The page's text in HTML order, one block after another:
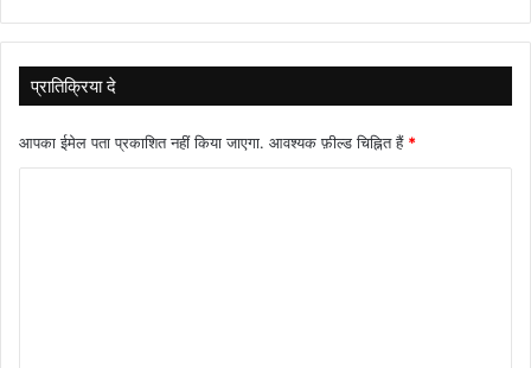
प्रातिक्रिया दे
आपका ईमेल पता प्रकाशित नहीं किया जाएगा. आवश्यक फ़ील्ड चिह्नित हैं *